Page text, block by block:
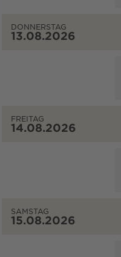
DONNERSTAG
13.08.2026
FREITAG
14.08.2026
SAMSTAG
15.08.2026